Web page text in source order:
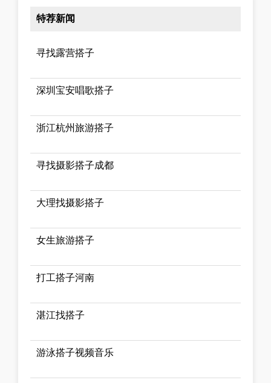
特荐新闻
寻找露营搭子
深圳宝安唱歌搭子
浙江杭州旅游搭子
寻找摄影搭子成都
大理找摄影搭子
女生旅游搭子
打工搭子河南
湛江找搭子
游泳搭子视频音乐